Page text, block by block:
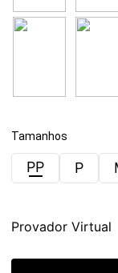
Tamanhos
PP P
Provador Virtual